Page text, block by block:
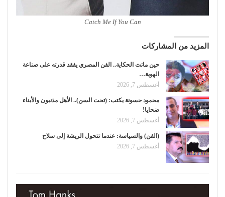
Catch Me If You Can
المزيد من المشاركات
حين ماتت الحكاية.. الفن المصري يفقد قدرته على صناعة
الهوية…
أغسطس 7, 2026
محمود حسونة يكتب: (تحت السن).. الأهل مذنبون والأبناء
ضحايا!
أغسطس 7, 2026
(الفن) والسياسة: عندما تتحول الريشة إلى سلاح
أغسطس 7, 2026